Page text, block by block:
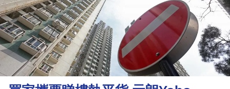
投
資
樓
理